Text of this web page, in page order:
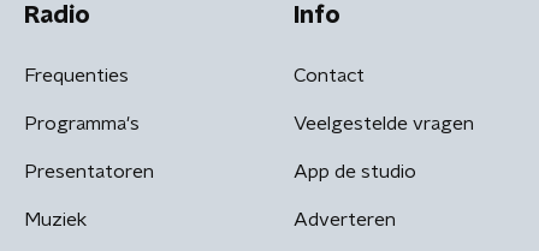
Radio
Frequenties
Programma's
Presentatoren
Muziek
Info
Contact
Veelgestelde vragen
App de studio
Adverteren